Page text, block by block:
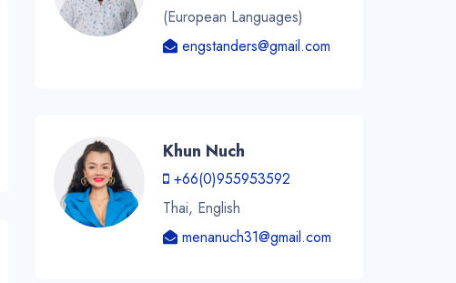
(European Languages)
engstanders@gmail.com
Khun Nuch
+66(0)955953592
Thai, English
menanuch31@gmail.com